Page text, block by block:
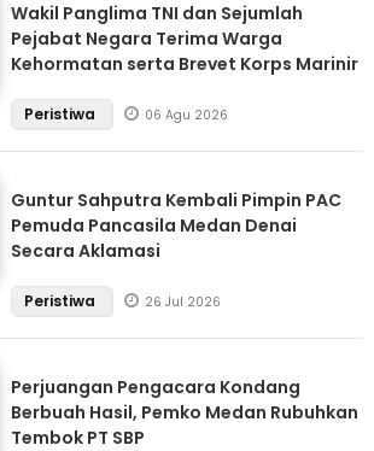
Wakil Panglima TNI dan Sejumlah
Pejabat Negara Terima Warga
Kehormatan serta Brevet Korps Marinir
Peristiwa 06 Agu 2026
Guntur Sahputra Kembali Pimpin PAC
Pemuda Pancasila Medan Denai
Secara Aklamasi
Peristiwa 26 Jul 2026
Perjuangan Pengacara Kondang
Berbuah Hasil, Pemko Medan Rubuhkan
Tembok PT SBP